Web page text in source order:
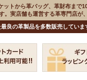
トから革バッグ、革財布まで
実店舗も運営する革専門店が
良の革製品を多数販売してい